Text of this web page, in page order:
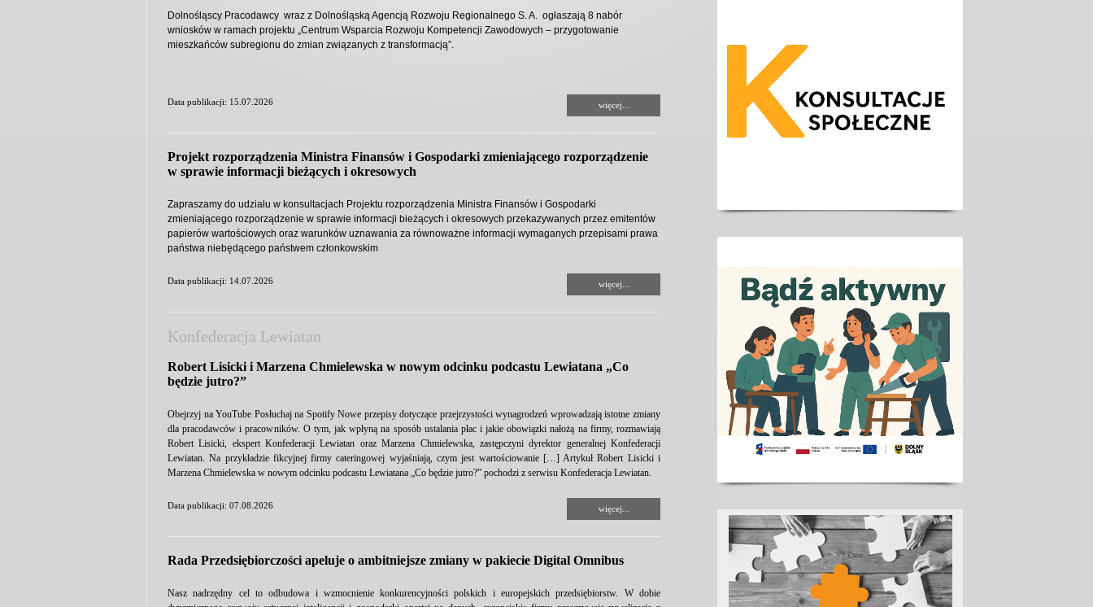
Dolnośląscy Pracodawcy wraz z Dolnośląską Agencją Rozwoju Regionalnego S. A. ogłaszają 8 nabór
wniosków w ramach projektu „Centrum Wsparcia Rozwoju Kompetencji Zawodowych – przygotowanie
mieszkańców subregionu do zmian związanych z transformacją”.
Data publikacji: 15.07.2026 więcej...
Projekt rozporządzenia Ministra Finansów i Gospodarki zmieniającego rozporządzenie
w sprawie informacji bieżących i okresowych
Zapraszamy do udziału w konsultacjach Projektu rozporządzenia Ministra Finansów i Gospodarki
zmieniającego rozporządzenie w sprawie informacji bieżących i okresowych przekazywanych przez emitentów
papierów wartościowych oraz warunków uznawania za równoważne informacji wymaganych przepisami prawa
państwa niebędącego państwem członkowskim
Data publikacji: 14.07.2026 więcej...
Konfederacja Lewiatan
Robert Lisicki i Marzena Chmielewska w nowym odcinku podcastu Lewiatana „Co
będzie jutro?”
Obejrzyj na YouTube Posłuchaj na Spotify Nowe przepisy dotyczące przejrzystości wynagrodzeń wprowadzają istotne zmiany
dla pracodawców i pracowników. O tym, jak wpłyną na sposób ustalania płac i jakie obowiązki nałożą na firmy, rozmawiają
Robert Lisicki, ekspert Konfederacji Lewiatan oraz Marzena Chmielewska, zastępczyni dyrektor generalnej Konfederacji
Lewiatan. Na przykładzie fikcyjnej firmy cateringowej wyjaśniają, czym jest wartościowanie […] Artykuł Robert Lisicki i
Marzena Chmielewska w nowym odcinku podcastu Lewiatana „Co będzie jutro?” pochodzi z serwisu Konfederacja Lewiatan.
Data publikacji: 07.08.2026 więcej...
Rada Przedsiębiorczości apeluje o ambitniejsze zmiany w pakiecie Digital Omnibus
Nasz nadrzędny cel to odbudowa i wzmocnienie konkurencyjności polskich i europejskich przedsiębiorstw. W dobie